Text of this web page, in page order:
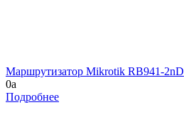
Маршрутизатор Mikrotik RB941-2nD
0a
Подробнее